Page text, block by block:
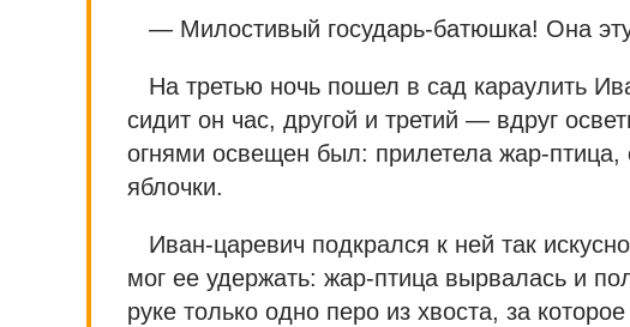
— Милостивый государь-батюшка! Она
На третью ночь пошел в сад караулить
сидит он час, другой и третий — вдруг
огнями освещен был: прилетела жар-
яблочки.
Иван-царевич подкрался к ней так
мог ее удержать: жар-птица вырвалась и
руке только одно перо из хвоста, за